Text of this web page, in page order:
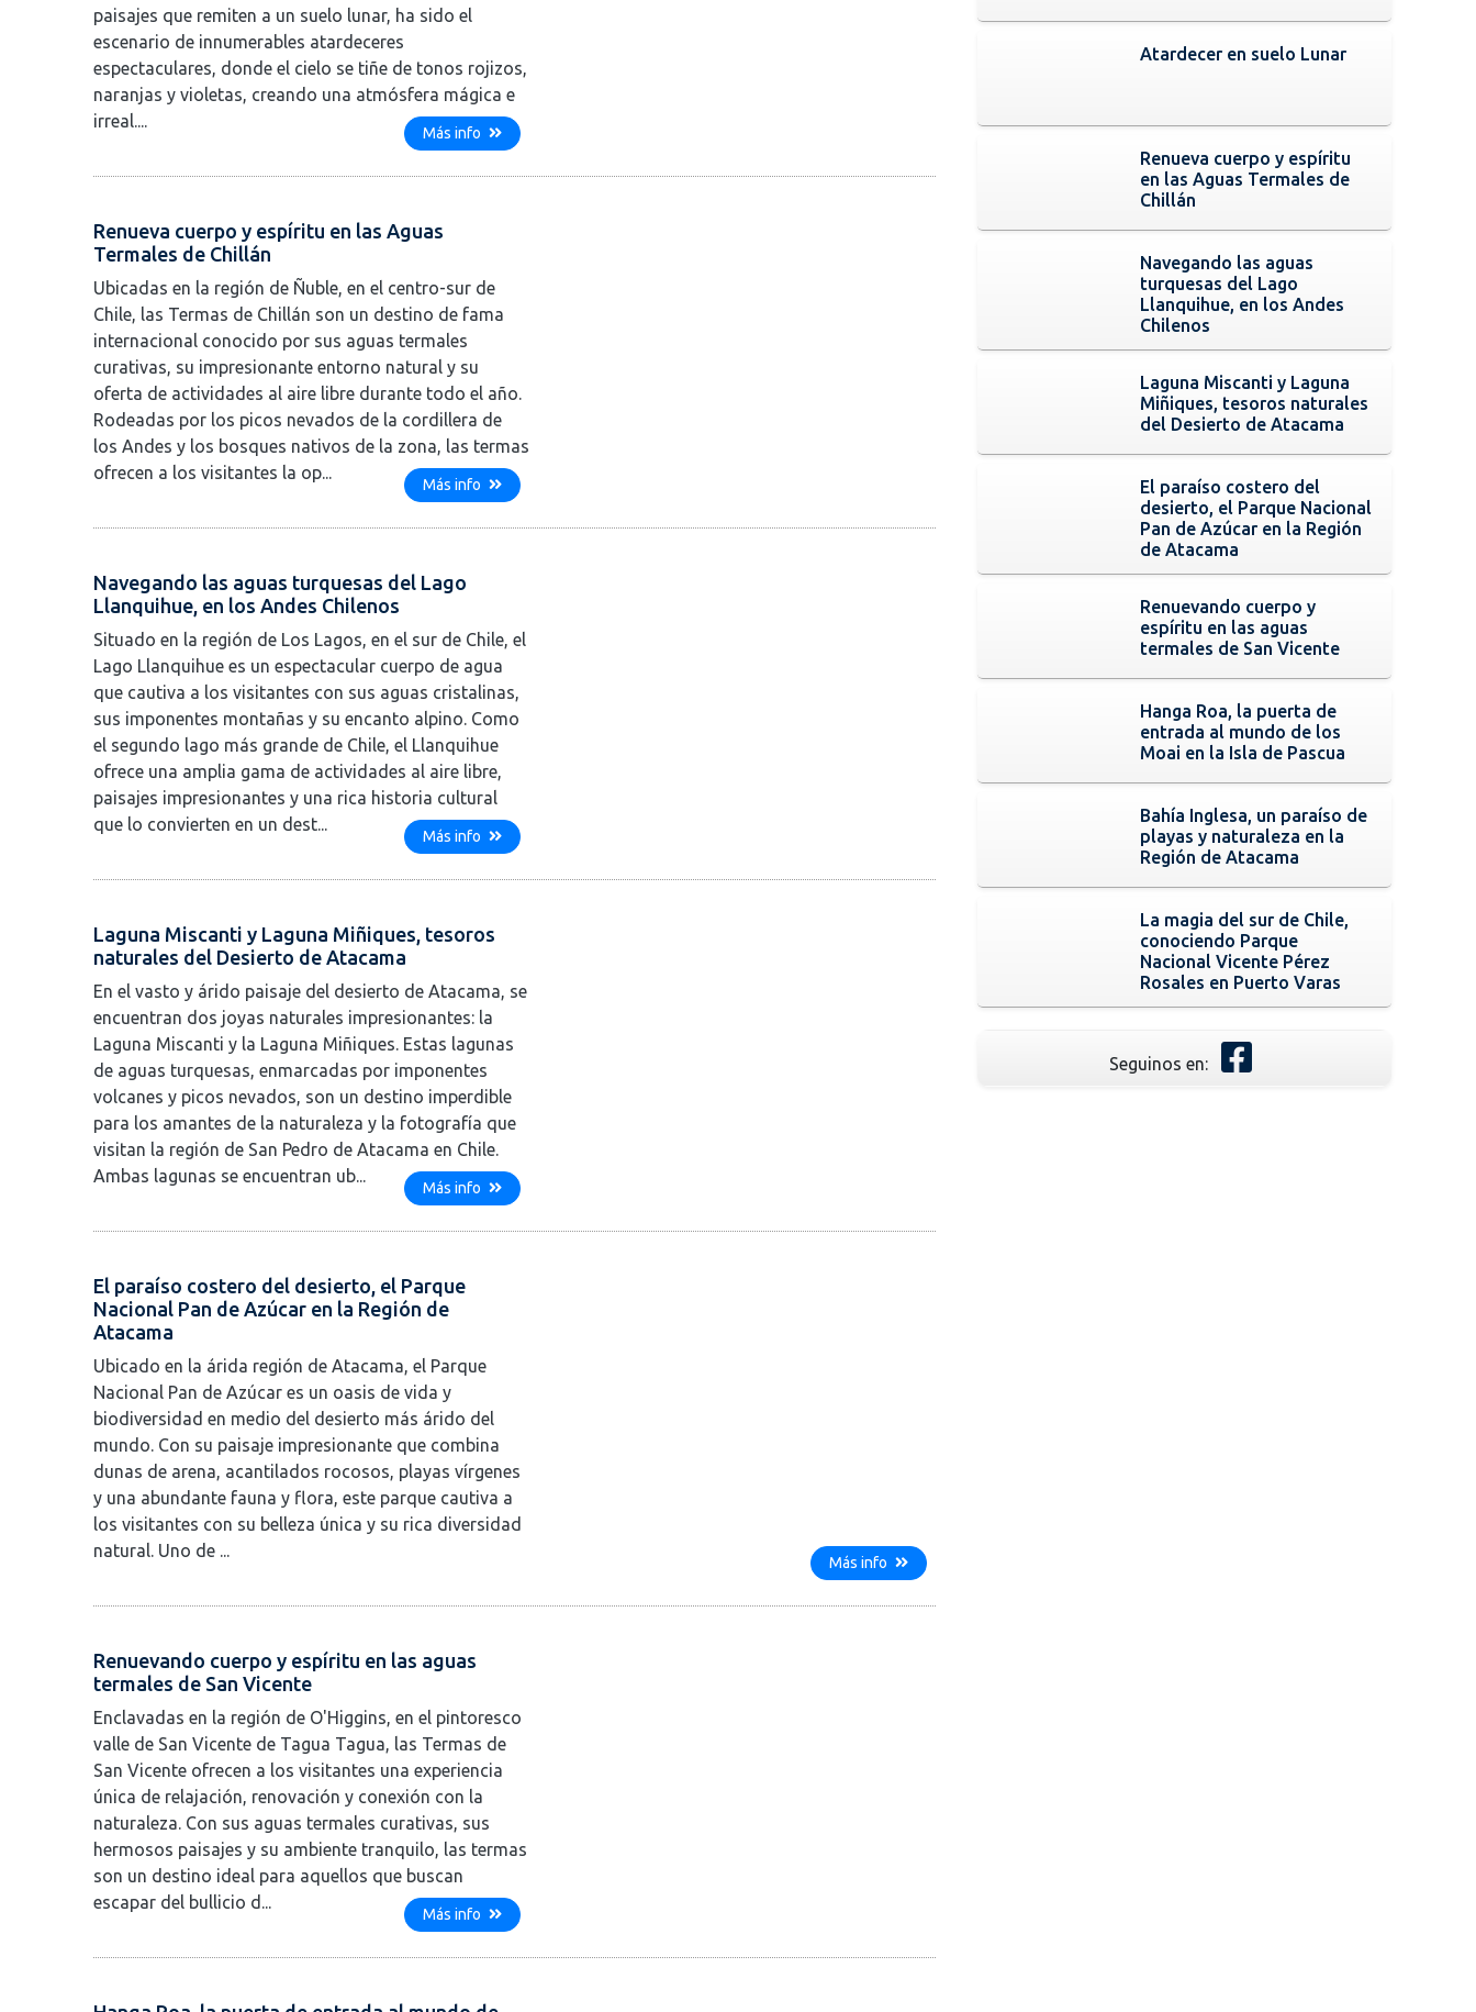
paisajes que remiten a un suelo lunar, ha sido el
escenario de innumerables atardeceres
espectaculares, donde el cielo se tiñe de tonos rojizos,
naranjas y violetas, creando una atmósfera mágica e
irreal....
Más info
Renueva cuerpo y espíritu en las Aguas
Termales de Chillán
Ubicadas en la región de Ñuble, en el centro-sur de
Chile, las Termas de Chillán son un destino de fama
internacional conocido por sus aguas termales
curativas, su impresionante entorno natural y su
oferta de actividades al aire libre durante todo el año.
Rodeadas por los picos nevados de la cordillera de
los Andes y los bosques nativos de la zona, las termas
ofrecen a los visitantes la op...
Más info
Navegando las aguas turquesas del Lago
Llanquihue, en los Andes Chilenos
Situado en la región de Los Lagos, en el sur de Chile, el
Lago Llanquihue es un espectacular cuerpo de agua
que cautiva a los visitantes con sus aguas cristalinas,
sus imponentes montañas y su encanto alpino. Como
el segundo lago más grande de Chile, el Llanquihue
ofrece una amplia gama de actividades al aire libre,
paisajes impresionantes y una rica historia cultural
que lo convierten en un dest...
Más info
Laguna Miscanti y Laguna Miñiques, tesoros
naturales del Desierto de Atacama
En el vasto y árido paisaje del desierto de Atacama, se
encuentran dos joyas naturales impresionantes: la
Laguna Miscanti y la Laguna Miñiques. Estas lagunas
de aguas turquesas, enmarcadas por imponentes
volcanes y picos nevados, son un destino imperdible
para los amantes de la naturaleza y la fotografía que
visitan la región de San Pedro de Atacama en Chile.
Ambas lagunas se encuentran ub...
Más info
El paraíso costero del desierto, el Parque
Nacional Pan de Azúcar en la Región de
Atacama
Ubicado en la árida región de Atacama, el Parque
Nacional Pan de Azúcar es un oasis de vida y
biodiversidad en medio del desierto más árido del
mundo. Con su paisaje impresionante que combina
dunas de arena, acantilados rocosos, playas vírgenes
y una abundante fauna y flora, este parque cautiva a
los visitantes con su belleza única y su rica diversidad
natural. Uno de ...
Más info
Renuevando cuerpo y espíritu en las aguas
termales de San Vicente
Enclavadas en la región de O'Higgins, en el pintoresco
valle de San Vicente de Tagua Tagua, las Termas de
San Vicente ofrecen a los visitantes una experiencia
única de relajación, renovación y conexión con la
naturaleza. Con sus aguas termales curativas, sus
hermosos paisajes y su ambiente tranquilo, las termas
son un destino ideal para aquellos que buscan
escapar del bullicio d...
Más info
Atardecer en suelo Lunar
Renueva cuerpo y espíritu
en las Aguas Termales de
Chillán
Navegando las aguas
turquesas del Lago
Llanquihue, en los Andes
Chilenos
Laguna Miscanti y Laguna
Miñiques, tesoros naturales
del Desierto de Atacama
El paraíso costero del
desierto, el Parque Nacional
Pan de Azúcar en la Región
de Atacama
Renuevando cuerpo y
espíritu en las aguas
termales de San Vicente
Hanga Roa, la puerta de
entrada al mundo de los
Moai en la Isla de Pascua
Bahía Inglesa, un paraíso de
playas y naturaleza en la
Región de Atacama
La magia del sur de Chile,
conociendo Parque
Nacional Vicente Pérez
Rosales en Puerto Varas
Seguinos en: